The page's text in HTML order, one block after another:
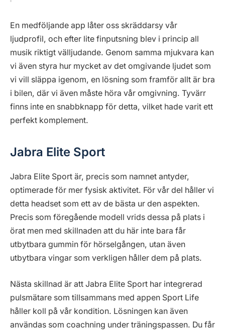
En medföljande app låter oss skräddarsy vår
ljudprofil, och efter lite finputsning blev i princip all
musik riktigt välljudande. Genom samma mjukvara kan
vi även styra hur mycket av det omgivande ljudet som
vi vill släppa igenom, en lösning som framför allt är bra
i bilen, där vi även måste höra vår omgivning. Tyvärr
finns inte en snabbknapp för detta, vilket hade varit ett
perfekt komplement.
Jabra Elite Sport
Jabra Elite Sport är, precis som namnet antyder,
optimerade för mer fysisk aktivitet. För vår del håller vi
detta headset som ett av de bästa ur den aspekten.
Precis som föregående modell vrids dessa på plats i
örat men med skillnaden att du här inte bara får
utbytbara gummin för hörselgången, utan även
utbytbara vingar som verkligen håller dem på plats.
Nästa skillnad är att Jabra Elite Sport har integrerad
pulsmätare som tillsammans med appen Sport Life
håller koll på vår kondition. Lösningen kan även
användas som coachning under träningspassen. Du får